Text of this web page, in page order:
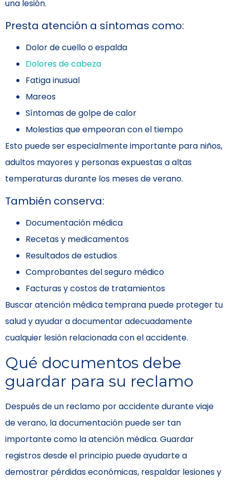
una lesión.
Presta atención a síntomas como:
Dolor de cuello o espalda
Dolores de cabeza
Fatiga inusual
Mareos
Síntomas de golpe de calor
Molestias que empeoran con el tiempo
Esto puede ser especialmente importante para niños,
adultos mayores y personas expuestas a altas
temperaturas durante los meses de verano.
También conserva:
Documentación médica
Recetas y medicamentos
Resultados de estudios
Comprobantes del seguro médico
Facturas y costos de tratamientos
Buscar atención médica temprana puede proteger tu
salud y ayudar a documentar adecuadamente
cualquier lesión relacionada con el accidente.
Qué documentos debe
guardar para su reclamo
Después de un reclamo por accidente durante viaje
de verano, la documentación puede ser tan
importante como la atención médica. Guardar
registros desde el principio puede ayudarte a
demostrar pérdidas económicas, respaldar lesiones y